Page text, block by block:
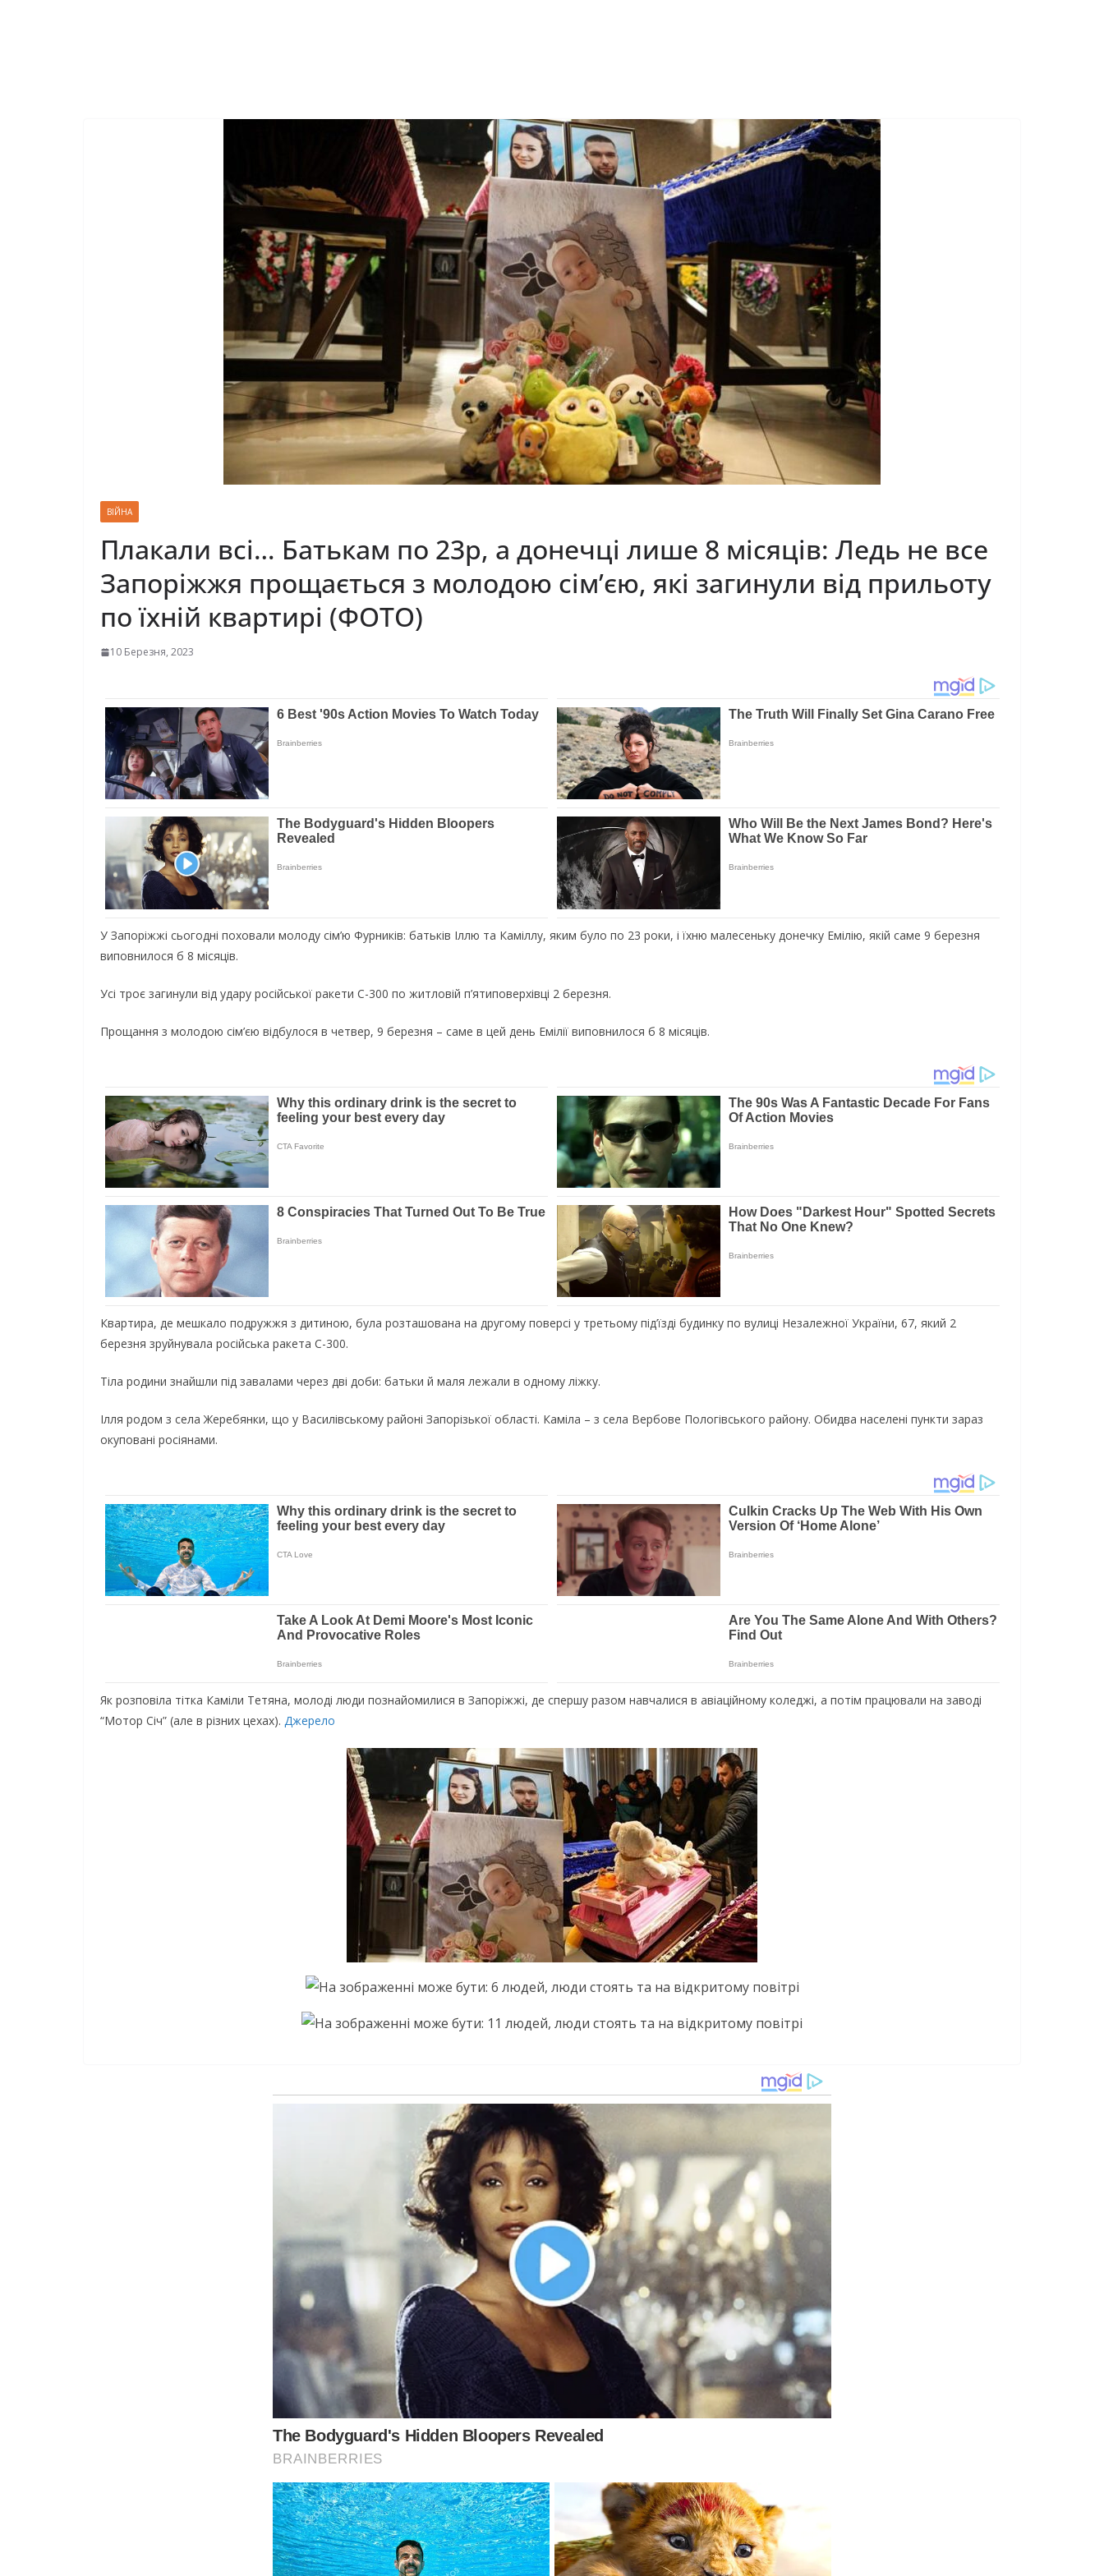
ВІЙНА
Плакали всі… Батькам по 23р, а донечці лише 8 місяців: Ледь не все
Запоріжжя прощається з молодою сім’єю, які загинули від прильоту
по їхній квартирі (ФОТО)
10 Березня, 2023
У Запоріжжі сьогодні поховали молоду сім’ю Фурників: батьків Іллю та Каміллу, яким було по 23 роки, і їхню малесеньку донечку Емілію, якій саме 9 березня
виповнилося б 8 місяців.
Усі троє загинули від удару російської ракети С-300 по житловій п’ятиповерхівці 2 березня.
Прощання з молодою сім’єю відбулося в четвер, 9 березня – саме в цей день Емілії виповнилося б 8 місяців.
Квартира, де мешкало подружжя з дитиною, була розташована на другому поверсі у третьому під’їзді будинку по вулиці Незалежної України, 67, який 2
березня зруйнувала російська ракета С-300.
Тіла родини знайшли під завалами через дві доби: батьки й маля лежали в одному ліжку.
Ілля родом з села Жеребянки, що у Василівському районі Запорізької області. Каміла – з села Вербове Пологівського району. Обидва населені пункти зараз
окуповані росіянами.
Як розповіла тітка Каміли Тетяна, молоді люди познайомилися в Запоріжжі, де спершу разом навчалися в авіаційному коледжі, а потім працювали на заводі
“Мотор Січ” (але в різних цехах). Джерело